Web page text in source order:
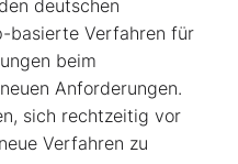
deutschen
basierte Verfahren für
beim
Anforderungen.
sich rechtzeitig vor
Verfahren zu